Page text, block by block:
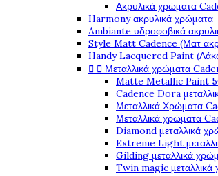
Ακρυλικά χρώματα
Harmony ακρυλικά χρώματα
Ambiante υδροφοβικά
Style Matt Cadence (Ματ
Handy Lacquered Paint
  Μεταλλικά χρώματα
Matte Metallic Paint
Cadence Dora
Μεταλλικά Χρώματα
Μεταλλικά χρώματα
Diamond μεταλλικά
Extreme Light
Gilding μεταλλικά
Twin magic